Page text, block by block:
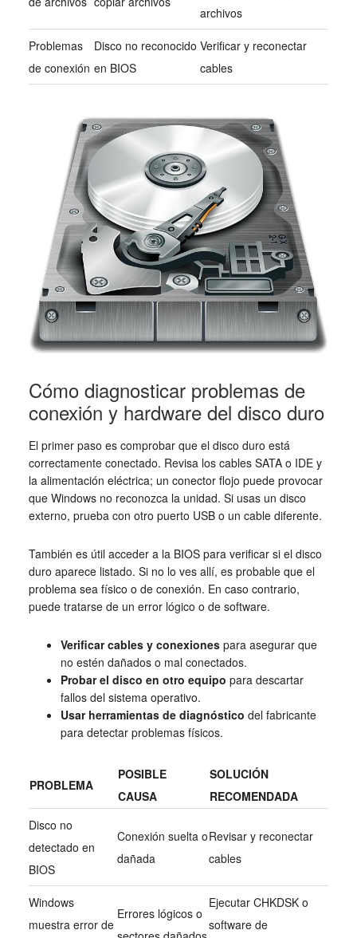
archivos
Problemas
de conexión
Disco no reconocido
en BIOS
Verificar y reconectar
cables
Cómo diagnosticar problemas de
conexión y hardware del disco duro
El primer paso es comprobar que el disco duro está
correctamente conectado. Revisa los cables SATA o IDE y
la alimentación eléctrica; un conector flojo puede provocar
que Windows no reconozca la unidad. Si usas un disco
externo, prueba con otro puerto USB o un cable diferente.
También es útil acceder a la BIOS para verificar si el disco
duro aparece listado. Si no lo ves allí, es probable que el
problema sea físico o de conexión. En caso contrario,
puede tratarse de un error lógico o de software.
Verificar cables y conexionespara asegurar que
no estén dañados o mal conectados.
Probar el disco en otro equipo para descartar
fallos del sistema operativo.
Usar herramientas de diagnóstico del fabricante
para detectar problemas físicos.
PROBLEMA
POSIBLE
CAUSA
SOLUCIÓN
RECOMENDADA
Disco no
detectado en
BIOS
Conexión suelta o
dañada
Revisar y reconectar
cables
Windows
muestra error de
Errores lógicos o
Ejecutar CHKDSK o
software de